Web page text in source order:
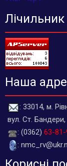
Лічильник
Наша
: 33014, м.
вул. Ст. Бандери,
: (0362) 63-81-
: